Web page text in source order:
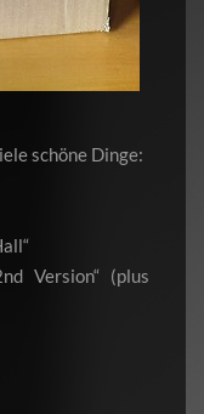
schöne Dinge:
Version“ (plus